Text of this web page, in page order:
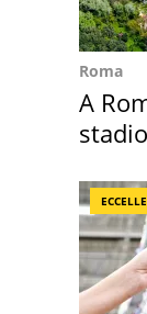
Roma
A